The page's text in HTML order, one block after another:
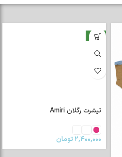
جدید
تیشرت رگلان Amiri
۲,۴۰۰,۰۰۰تومان